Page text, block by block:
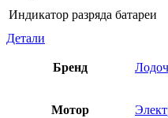
Индикатор разряда батареи
Детали
Бренд
Мотор